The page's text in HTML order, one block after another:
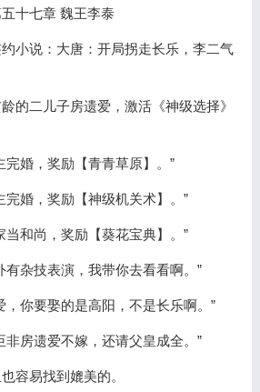
十七章 魏王李泰
约小说：大唐：开局拐走长乐，李二气
的二儿子房遗爱，激活《神级选择》
完婚，奖励【青青草原】。”
完婚，奖励【神级机关术】。”
当和尚，奖励【葵花宝典】。”
有杂技表演，我带你去看看啊。”
，你要娶的是高阳，不是长乐啊。”
非房遗爱不嫁，还请父皇成全。”
容易找到媲美的。